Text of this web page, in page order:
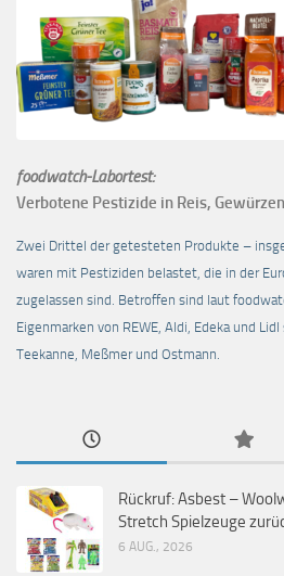
foodwatch-Labortest:
Verbotene Pestizide in Reis,
Zwei Drittel der getesteten Produkte –
waren mit Pestiziden belastet, die in der
zugelassen sind. Betroffen sind laut
Eigenmarken von REWE, Aldi, Edeka und
Teekanne, Meßmer und Ostmann.
Rückruf: Asbest –
Stretch Spielzeuge
6 AUG., 2026